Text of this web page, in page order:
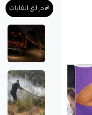
#حرائق الغابات